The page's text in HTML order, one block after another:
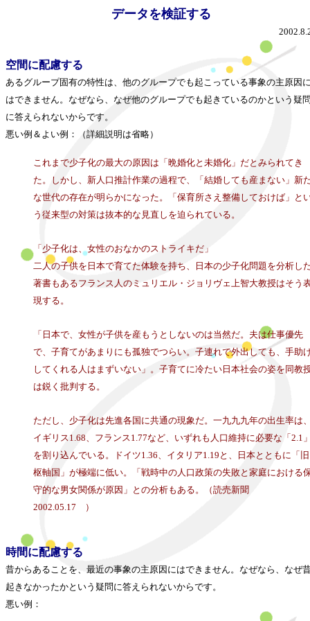
データを検証する
空間に配慮する
あるグループ固有の特性は、他のグループでも起こっている事象の主原因に
はできません。なぜなら、なぜ他のグループでも起きているのかという疑問
に答えられないからです。
悪い例＆よい例：（詳細説明は省略）
これまで少子化の最大の原因は「晩婚化と未婚化」だとみられてき
た。しかし、新人口推計作業の過程で、「結婚しても産まない」新
な世代の存在が明らかになった。「保育所さえ整備しておけば」と
う従来型の対策は抜本的な見直しを迫られている。
「少子化は、女性のおなかのストライキだ」
二人の子供を日本で育てた体験を持ち、日本の少子化問題を分析し
著書もあるフランス人のミュリエル・ジョリヴェ上智大教授はそう
現する。
「日本で、女性が子供を産もうとしないのは当然だ。夫は仕事優先
で、子育てがあまりにも孤独でつらい。子連れで外出しても、手助
してくれる人はまずいない」。子育てに冷たい日本社会の姿を同教
は鋭く批判する。
ただし、少子化は先進各国に共通の現象だ。一九九九年の出生率は、
イギリス1.68、フランス1.77など、いずれも人口維持に必要な「2.1」
を割り込んでいる。ドイツ1.36、イタリア1.19と、日本とともに「旧
枢軸国」が極端に低い。「戦時中の人口政策の失敗と家庭における
守的な男女関係が原因」との分析もある。（読売新聞
2002.05.17 ）
時間に配慮する
昔からあることを、最近の事象の主原因にはできません。なぜなら、なぜ
起きなかったかという疑問に答えられないからです。
悪い例：